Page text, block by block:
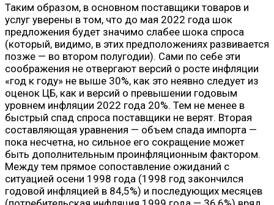
Таким образом, в основном поставщики товаров и
услуг уверены в том, что до мая 2022 года шок
предложения будет значимо слабее шока спроса
(который, видимо, в этих предположениях развивается
позже — во втором полугодии). Сами по себе эти
соображения не отвергают версий о росте инфляции
«год к году» не выше 30%, как это неявно следует из
оценок ЦБ, как и версий о превышении годовым
уровнем инфляции 2022 года 20%. Тем не менее в
быстрый спад спроса поставщики не верят. Вторая
составляющая уравнения — объем спада импорта —
пока несчетна, но сильное его сокращение может
быть дополнительным проинфляционным фактором.
Между тем прямое сопоставление ожиданий с
ситуацией осени 1998 года (1998 год закончился
годовой инфляцией в 84,5%) и последующих месяцев